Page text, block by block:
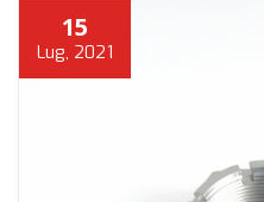
15
Lug, 2021